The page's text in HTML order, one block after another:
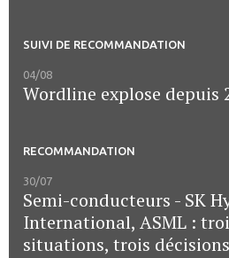
SUIVI DE RECOMMANDATION
04/08
Wordline explose depuis
RECOMMANDATION
30/07
Semi-conducteurs - SK
International, ASML :
situations, trois décisions